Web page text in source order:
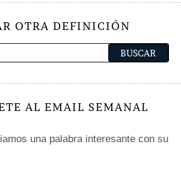
OTRA DEFINICIÓN
AL EMAIL SEMANAL
una palabra interesante con su